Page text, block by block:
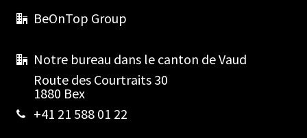
BeOnTop Group
Notre bureau dans le canton de Vaud
Route des Courtraits 30
1880 Bex
+41 21 588 01 22